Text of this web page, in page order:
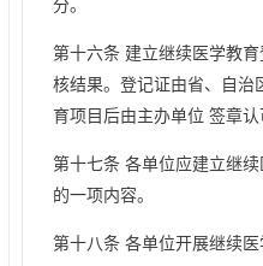
分。
第十六条 建立继续医学教
核结果。登记证由省、自治
育项目后由主办单位 签章
第十七条 各单位应建立继
的一项内容。
第十八条 各单位开展继续